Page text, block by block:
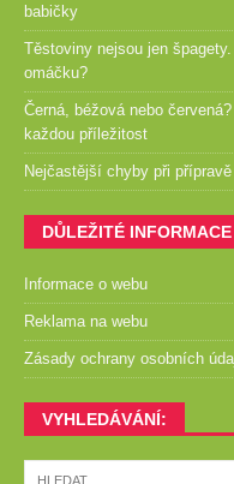
babičky
Těstoviny nejsou jen
omáčku?
Černá, béžová nebo
každou příležitost
Nejčastější chyby při
DŮLEŽITÉ INFORMACE
Informace o webu
Reklama na webu
Zásady ochrany osobních
VYHLEDÁVÁNÍ: